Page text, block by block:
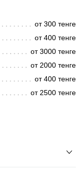
от 300 тенге
от 400 тенге
от 3000 тенге
от 2000 тенге
от 400 тенге
от 2500 тенге